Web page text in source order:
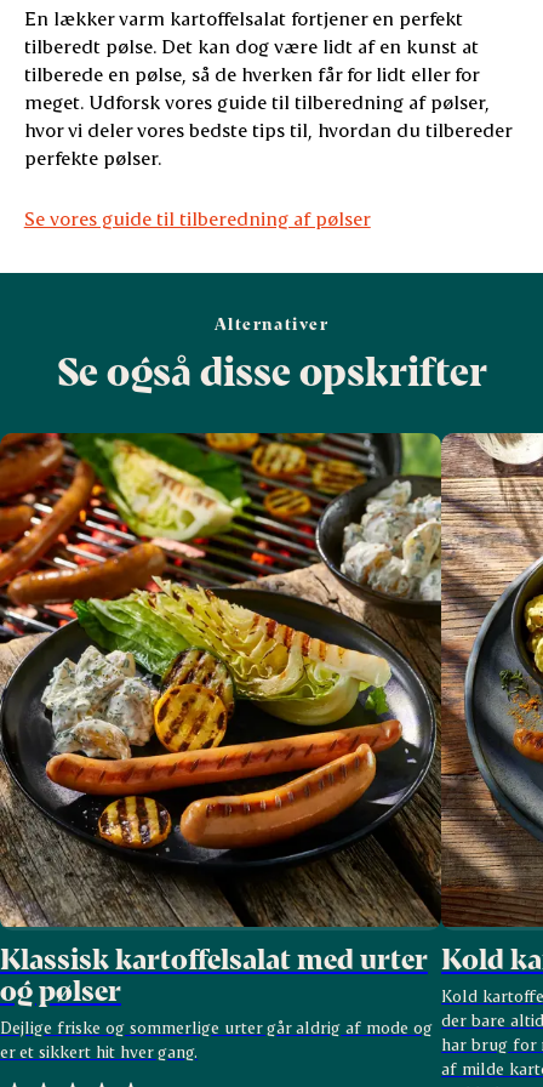
En lækker varm kartoffelsalat fortjener en perfekt
tilberedt pølse. Det kan dog være lidt af en kunst at
tilberede en pølse, så de hverken får for lidt eller for
meget. Udforsk vores guide til tilberedning af pølser,
hvor vi deler vores bedste tips til, hvordan du tilbereder
perfekte pølser.
Se vores guide til tilberedning af pølser
Alternativer
Se også disse opskrifter
Klassisk kartoffelsalat med urter
og pølser
Dejlige friske og sommerlige urter går aldrig af mode og
er et sikkert hit hver gang.
Kold
Kold
der bare
har brug for
af milde